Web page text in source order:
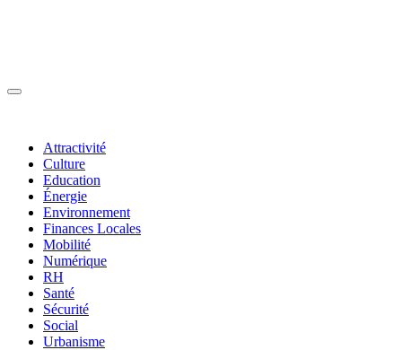
Attractivité
Culture
Education
Énergie
Environnement
Finances Locales
Mobilité
Numérique
RH
Santé
Sécurité
Social
Urbanisme